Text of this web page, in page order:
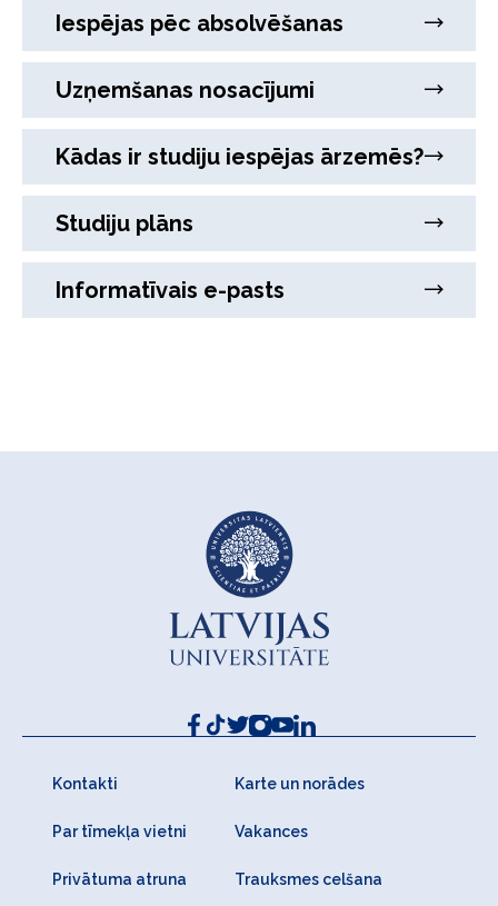
Iespējas pēc absolvēšanas
Uzņemšanas nosacījumi
Kādas ir studiju iespējas ārzemēs?
Studiju plāns
Informatīvais e-pasts
Kontakti Karte un norādes
Par tīmekļa vietni Vakances
Privātuma atruna Trauksmes celšana